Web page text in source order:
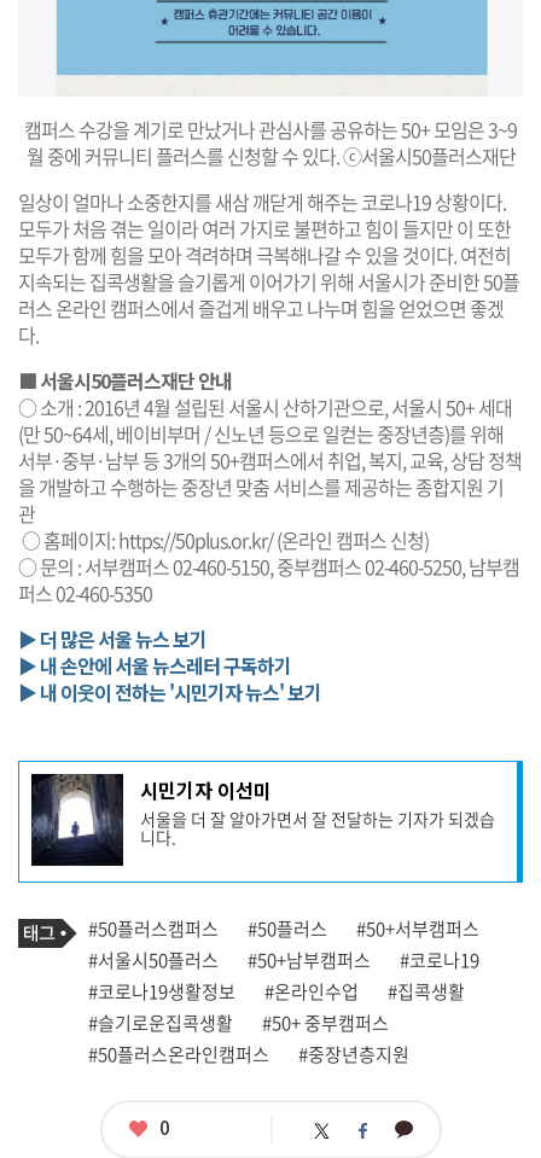
캠퍼스 수강을 계기로 만났거나 관심사를 공유하는 50+ 모임은 3~9
월 중에 커뮤니티 플러스를 신청할 수 있다. ⓒ서울시50플러스재단
일상이 얼마나 소중한지를 새삼 깨닫게 해주는 코로나19 상황이다.
모두가 처음 겪는 일이라 여러 가지로 불편하고 힘이 들지만 이 또한
모두가 함께 힘을 모아 격려하며 극복해나갈 수 있을 것이다. 여전히
지속되는 집콕생활을 슬기롭게 이어가기 위해 서울시가 준비한 50플
러스 온라인 캠퍼스에서 즐겁게 배우고 나누며 힘을 얻었으면 좋겠
다.
■ 서울시50플러스재단 안내
○ 소개 : 2016년 4월 설립된 서울시 산하기관으로, 서울시 50+ 세대
(만 50~64세, 베이비부머 / 신노년 등으로 일컫는 중장년층)를 위해
서부·중부·남부 등 3개의 50+캠퍼스에서 취업, 복지, 교육, 상담 정책
을 개발하고 수행하는 중장년 맞춤 서비스를 제공하는 종합지원 기
관
○ 홈페이지:https://50plus.or.kr/(온라인 캠퍼스 신청)
○ 문의 : 서부캠퍼스 02-460-5150, 중부캠퍼스 02-460-5250, 남부캠
퍼스 02-460-5350
▶ 더 많은 서울 뉴스 보기
▶ 내 손안에 서울 뉴스레터 구독하기
▶ 내 이웃이 전하는 '시민기자 뉴스' 보기
기
사
작
성
자
프
필
시민기자 이선미
서울을 더 잘 알아가면서 잘 전달하는 기자가 되겠습
니다.
기
사
관
련
태
그
태
그
#50플러스캠퍼스 #50플러스
#50+서부캠퍼스
#서울시50플러스
#50+남부캠퍼스
#코로나19
#코로나19생활정보
#온라인수업
#집콕생활
#슬기로운집콕생활
#50+ 중부캠퍼스
#50플러스온라인캠퍼스
#중장년층지원
좋
0 트 페 카